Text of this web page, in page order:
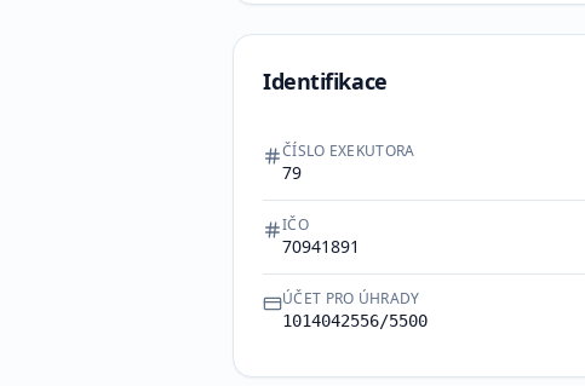
Identifikace
ČÍSLO EXEKUTORA
79
IČO
70941891
ÚČET PRO ÚHRADY
1014042556/5500